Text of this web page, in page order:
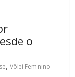
o
,Vôlei Feminino